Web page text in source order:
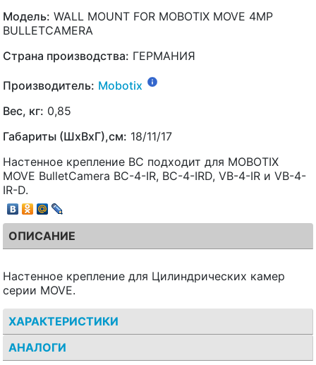
Модель: WALL MOUNT FOR MOBOTIX MOVE 4MP
BULLETCAMERA
Страна производства: ГЕРМАНИЯ
Производитель: Mobotix
Вес, кг: 0,85
Габариты (ШхВхГ),см: 18/11/17
Настенное крепление BC подходит для MOBOTIX
MOVE BulletCamera BC-4-IR, BC-4-IRD, VB-4-IR и VB-4-
IR-D.
ОПИСАНИЕ
Настенное крепление для Цилиндрических камер
серии MOVE.
ХАРАКТЕРИСТИКИ
АНАЛОГИ